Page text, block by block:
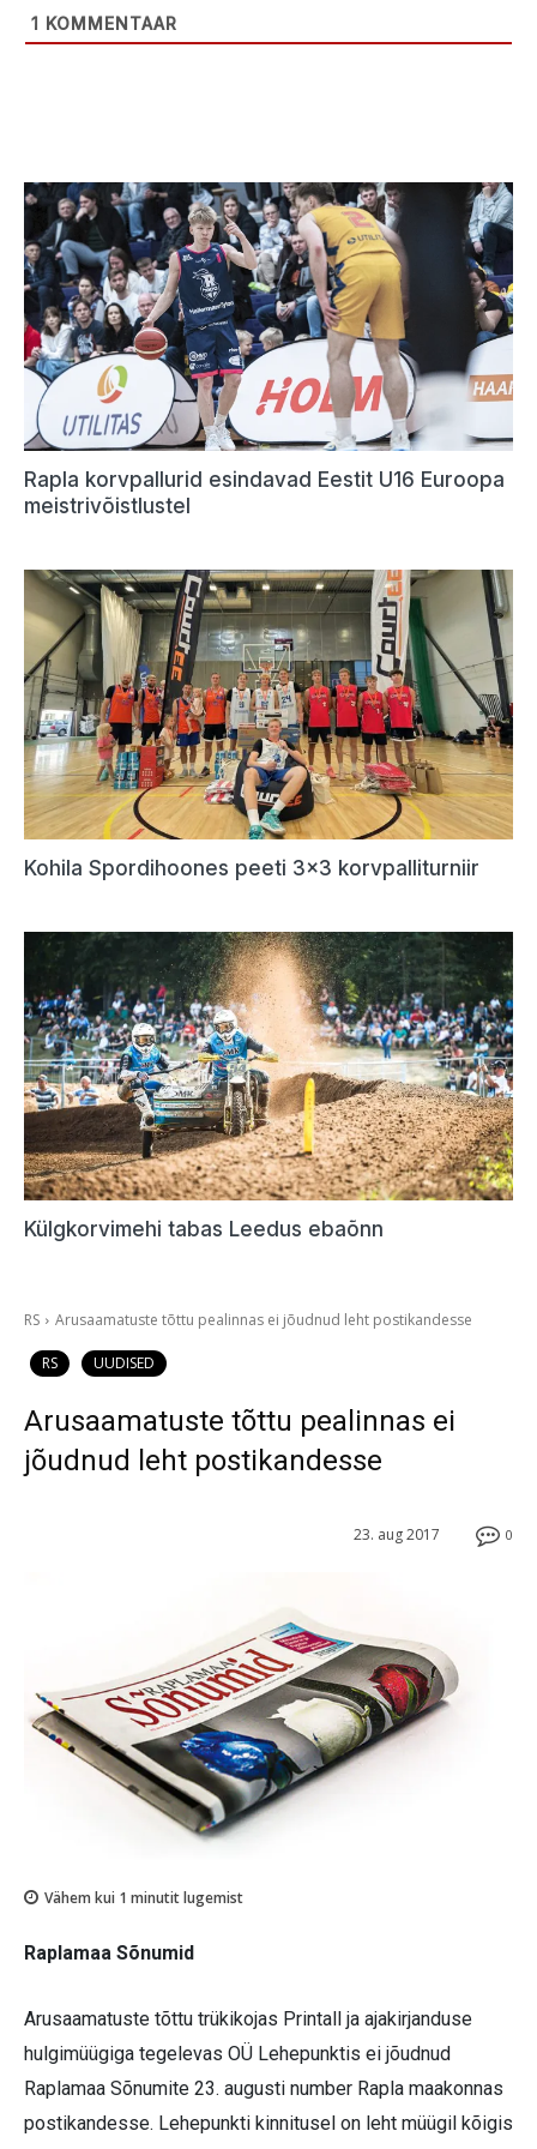
1 KOMMENTAAR
Rapla korvpallurid esindavad Eestit U16 Euroopa
meistrivõistlustel
Kohila Spordihoones peeti 3×3 korvpalliturniir
Külgkorvimehi tabas Leedus ebaõnn